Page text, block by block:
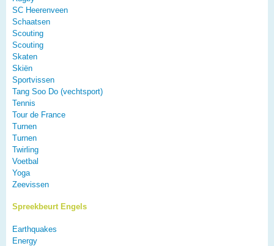
SC Heerenveen
Schaatsen
Scouting
Scouting
Skaten
Skiën
Sportvissen
Tang Soo Do (vechtsport)
Tennis
Tour de France
Turnen
Turnen
Twirling
Voetbal
Yoga
Zeevissen
Spreekbeurt Engels
Earthquakes
Energy